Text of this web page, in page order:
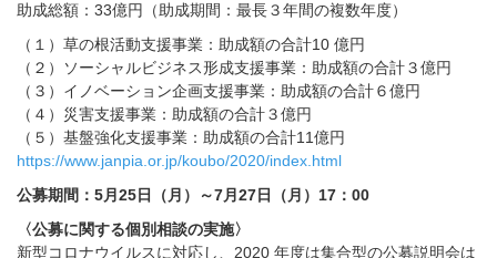
助成総額：33億円（助成期間：最長３年間の複数年度）
（１）草の根活動支援事業：助成額の合計10 億円
（２）ソーシャルビジネス形成支援事業：助成額の合計３億円
（３）イノベーション企画支援事業：助成額の合計６億円
（４）災害支援事業：助成額の合計３億円
（５）基盤強化支援事業：助成額の合計11億円
https://www.janpia.or.jp/koubo/2020/index.html
公募期間：5月25日（月）～7月27日（月）17：00
〈公募に関する個別相談の実施〉
新型コロナウイルスに対応し、2020 年度は集合型の公募説明会は